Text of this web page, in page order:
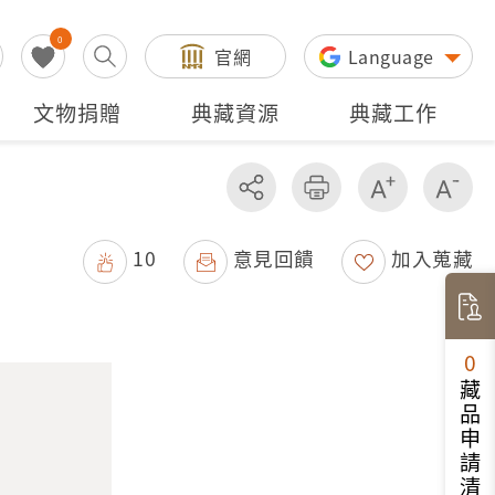
0
官網 Language
文物捐贈 典藏資源 典藏工作
分享 友善列印 增加字級
10 意見回饋 加入蒐藏
0
藏品申請清單